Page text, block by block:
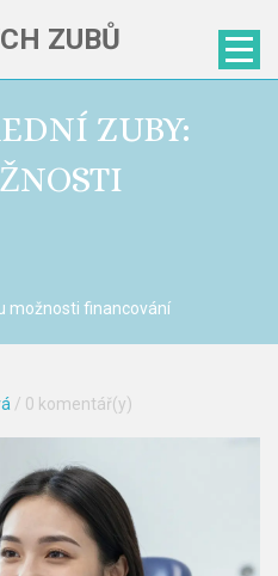
ZUBŮ
ZUBY:
možnosti financování
/ 0 komentář(y)